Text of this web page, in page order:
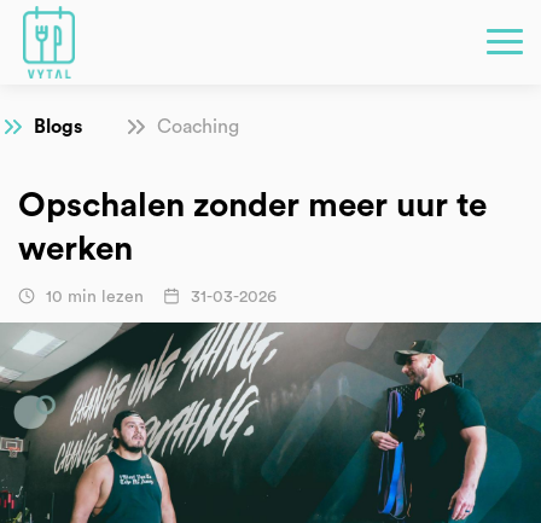
Blogs Coaching
Opschalen zonder meer uur te
werken
10 min lezen 31-03-2026